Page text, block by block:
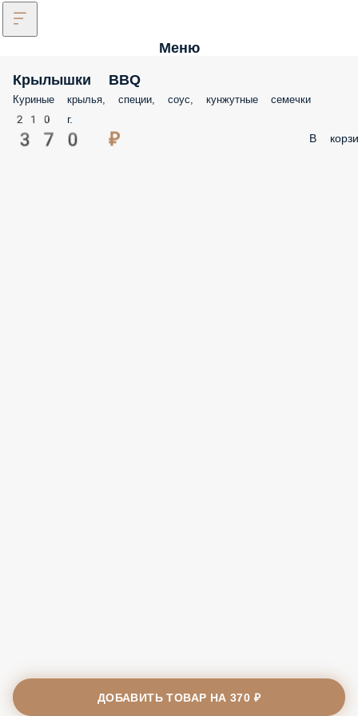
Меню
Крылышки BBQ
Куриные крылья, специи, соус, кунжутные семечки
210 г.
370 ₽ В
ДОБАВИТЬ ТОВАР НА370 ₽